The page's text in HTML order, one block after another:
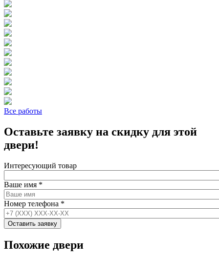
Все работы
Оставьте заявку на скидку для этой
двери!
Интересующий товар
Ваше имя *
Номер телефона *
Похожие двери